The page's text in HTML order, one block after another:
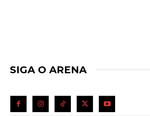
SIGA O ARENA